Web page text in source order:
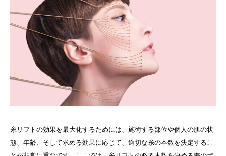
糸リフトの効果を最大化するためには、施術する部位や個人の肌の状
態、年齢、そして求める効果に応じて、適切な糸の本数を決定するこ